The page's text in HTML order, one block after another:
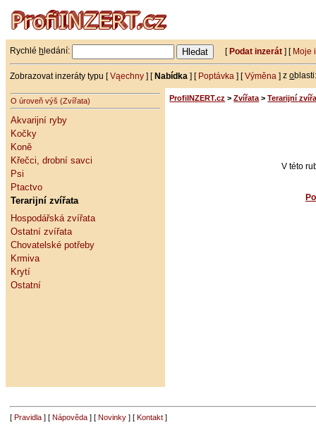
Rychlé h ledání: [Podat inzerát ] [ Moje
Zobrazovat inzeráty typu [Vąechny ] [Nabídka ] [ Poptávka ] [Výměna ]zo
O úroveň výš (Zvířata)
Akvarijní ryby
Kočky
Koně
Křečci, drobní savci
Psi
Ptactvo
Terarijní zvířata
Hospodářská zvířata
Ostatní zvířata
Chovatelské potřeby
Krmiva
Krytí
Ostatní
ProfiINZERT.cz >Zvířata >Terarijní
V této
[ Pravidla] [ Nápověda] [ Novinky] [ Kontakt]